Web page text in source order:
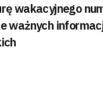
wakacyjnego
ważnych